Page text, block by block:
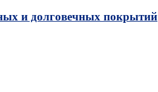
и долговечных покрытий